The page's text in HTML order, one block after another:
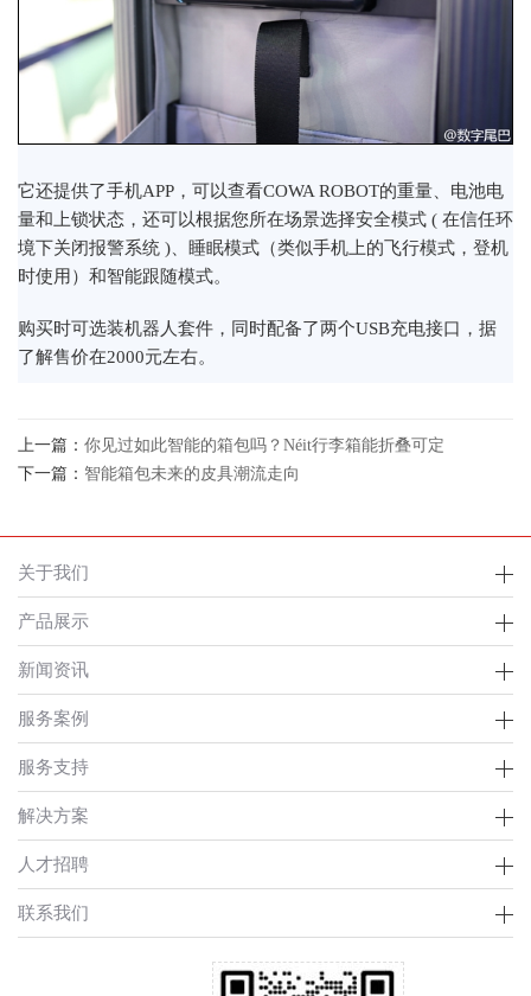
它还提供了手机APP，可以查看COWA ROBOT的重量、电池电
量和上锁状态，还可以根据您所在场景选择安全模式 ( 在信任环
境下关闭报警系统 )、睡眠模式（类似手机上的飞行模式，登机
时使用）和智能跟随模式。
购买时可选装机器人套件，同时配备了两个USB充电接口，据
了解售价在2000元左右。
上一篇： 你见过如此智能的箱包吗？Néit行李箱能折叠可定
下一篇： 智能箱包未来的皮具潮流走向
关于我们
产品展示
新闻资讯
服务案例
服务支持
解决方案
人才招聘
联系我们